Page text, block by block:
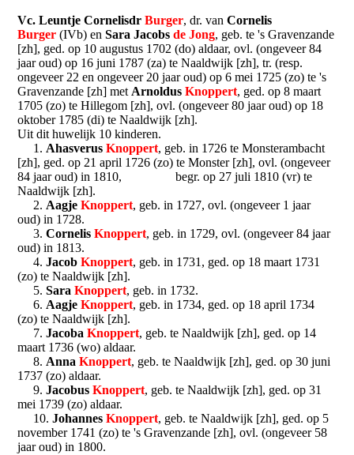
Vc. Leuntje CornelisdrBurger, dr. vanCornelis
Burger (IVb) enSara Jacobsde Jong, geb. te 's Gravenzande
[zh], ged. op 10 augustus 1702 (do) aldaar, ovl. (ongeveer 84
jaar oud) op 16 juni 1787 (za) te Naaldwijk [zh], tr. (resp.
ongeveer 22 en ongeveer 20 jaar oud) op 6 mei 1725 (zo) te 's
Gravenzande [zh] met ArnoldusKnoppert, ged. op 8 maart
1705 (zo) te Hillegom [zh], ovl. (ongeveer 80 jaar oud) op 18
oktober 1785 (di) te Naaldwijk [zh].
Uit dit huwelijk 10 kinderen.
1. AhasverusKnoppert, geb. in 1726 te Monsterambacht
[zh], ged. op 21 april 1726 (zo) te Monster [zh], ovl. (ongeveer
84 jaar oud) in 1810, begr. op 27 juli 1810 (vr) te
Naaldwijk [zh].
2. AagjeKnoppert, geb. in 1727, ovl. (ongeveer 1 jaar
oud) in 1728.
3.CornelisKnoppert, geb. in 1729, ovl. (ongeveer 84 jaar
oud) in 1813.
4.JacobKnoppert, geb. in 1731, ged. op 18 maart 1731
(zo) te Naaldwijk [zh].
5.SaraKnoppert, geb. in 1732.
6. AagjeKnoppert, geb. in 1734, ged. op 18 april 1734
(zo) te Naaldwijk [zh].
7.JacobaKnoppert, geb. te Naaldwijk [zh], ged. op 14
maart 1736 (wo) aldaar.
8. AnnaKnoppert, geb. te Naaldwijk [zh], ged. op 30 juni
1737 (zo) aldaar.
9.JacobusKnoppert, geb. te Naaldwijk [zh], ged. op 31
mei 1739 (zo) aldaar.
10.JohannesKnoppert, geb. te Naaldwijk [zh], ged. op 5
november 1741 (zo) te 's Gravenzande [zh], ovl. (ongeveer 58
jaar oud) in 1800.